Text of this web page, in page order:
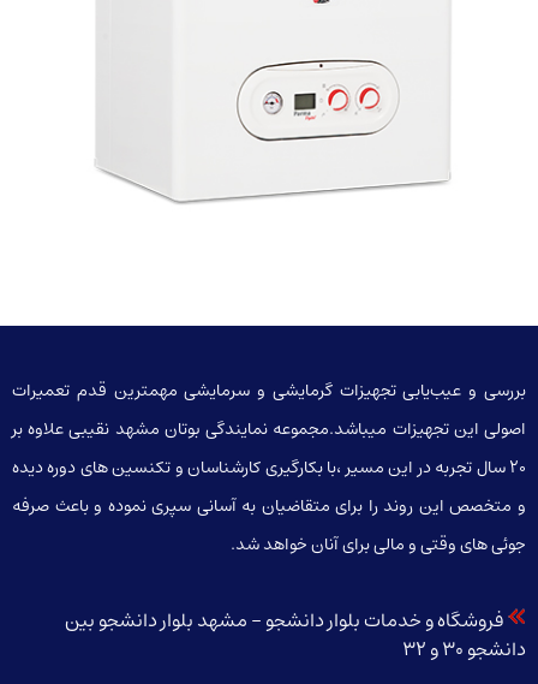
بررسی و عیب‌یابی تجهیزات گرمایشی و سرمایشی مهمترین قدم تعمیرات
اصولی این تجهیزات میباشد.مجموعه نمایندگی بوتان مشهد نقیبی علاوه بر
20 سال تجربه در این مسیر ،با بکارگیری کارشناسان و تکنسین های دوره دیده
و متخصص این روند را برای متقاضیان به آسانی سپری نموده و باعث صرفه
جوئی های وقتی و مالی برای آنان خواهد شد.
فروشگاه و خدمات بلوار دانشجو – مشهد بلوار دانشجو بین
دانشجو 30 و 32